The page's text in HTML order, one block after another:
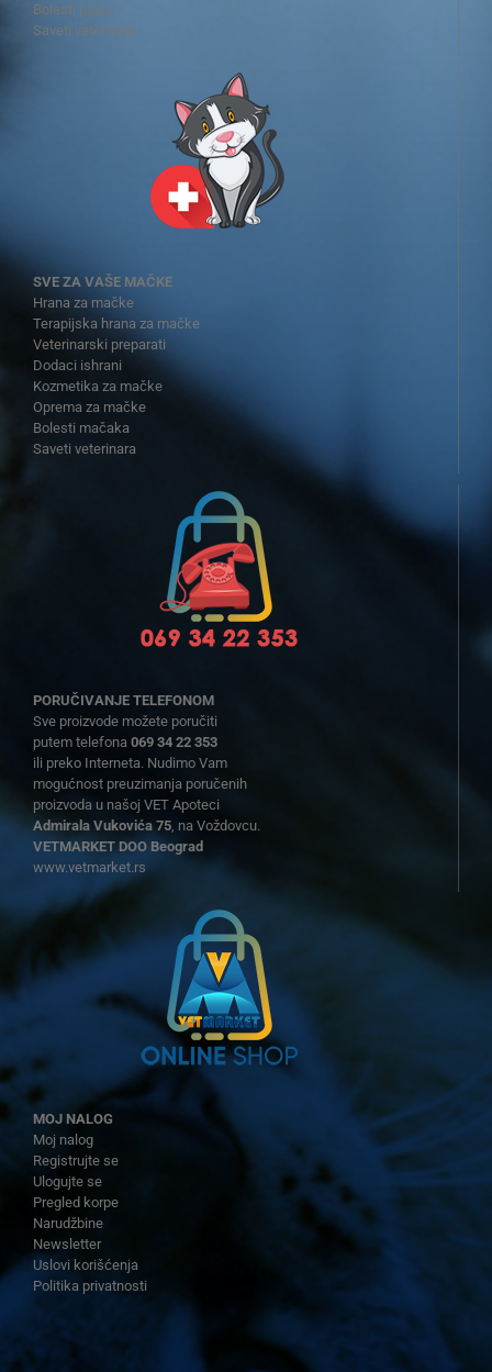
Bolesti pasa
Saveti veterinara
SVE ZA VAŠE MAČKE
Hrana za mačke
Terapijska hrana za mačke
Veterinarski preparati
Dodaci ishrani
Kozmetika za mačke
Oprema za mačke
Bolesti mačaka
Saveti veterinara
PORUČIVANJE TELEFONOM
Sve proizvode možete poručiti
putem telefona 069 34 22 353
ili preko Interneta. Nudimo Vam
mogućnost preuzimanja poručenih
proizvoda u našoj VET Apoteci
Admirala Vukovića 75, na Voždovcu.
VETMARKET DOO Beograd
www.vetmarket.rs
MOJ NALOG
Moj nalog
Registrujte se
Ulogujte se
Pregled korpe
Narudžbine
Newsletter
Uslovi korišćenja
Politika privatnosti